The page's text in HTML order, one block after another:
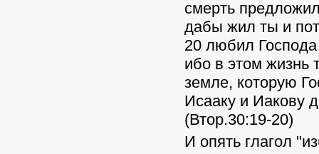
смерть
дабы жил ты и
20 любил
ибо в этом жизнь
земле, которую
Исааку и Иакову
(Втор.30:19-20)
И опять глагол